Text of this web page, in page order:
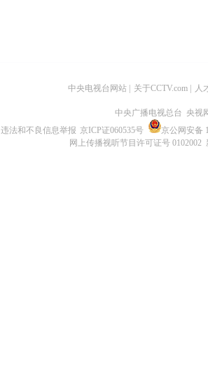
中央电视台网站 关于CCTV.com 人
中央广播电视总台 央视
违法和不良信息举报 京ICP证060535号
京公网安备
网上传播视听节目许可证号 0102002